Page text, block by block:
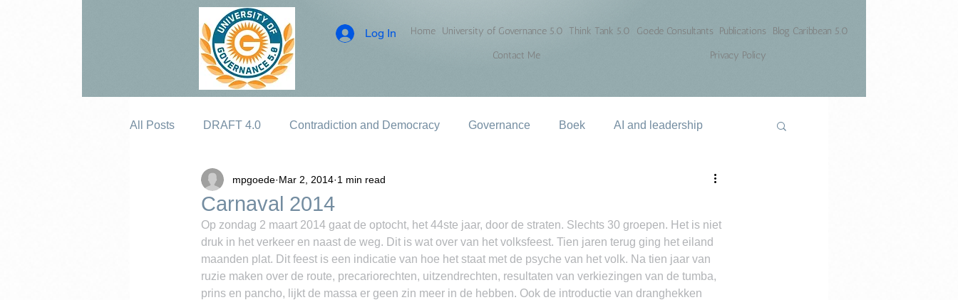
Log In Home University of Governance 5.0 Think Tank 5.0 Goede Consultants Publications
Blog Caribbean 5.0
Contact Me
Privacy Policy
All Posts DRAFT 4.0 Contradiction and Democracy Governance Boek AI and leadership
Carnaval 2014
mpgoede Mar 2, 2014 1 min read
Op zondag 2 maart 2014 gaat de optocht, het 44ste jaar, door de straten. Slechts 30 groepen. Het is niet
druk in het verkeer en naast de weg. Dit is wat over van het volksfeest. Tien jaren terug ging het eiland
maanden plat. Dit feest is een indicatie van hoe het staat met de psyche van het volk. Na tien jaar van
ruzie maken over de route, precariorechten, uitzendrechten, resultaten van verkiezingen van de tumba,
prins en pancho, lijkt de massa er geen zin meer in de hebben. Ook de introductie van dranghekken